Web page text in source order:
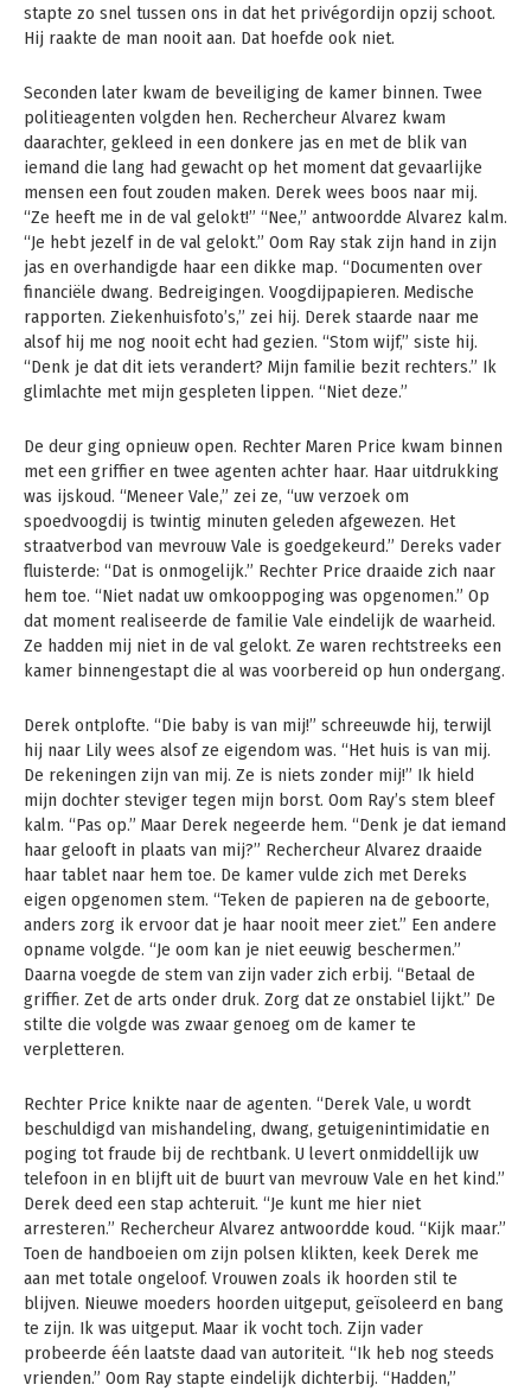
stapte zo snel tussen ons in dat het privégordijn opzij schoot.
Hij raakte de man nooit aan. Dat hoefde ook niet.
Seconden later kwam de beveiliging de kamer binnen. Twee
politieagenten volgden hen. Rechercheur Alvarez kwam
daarachter, gekleed in een donkere jas en met de blik van
iemand die lang had gewacht op het moment dat gevaarlijke
mensen een fout zouden maken. Derek wees boos naar mij.
“Ze heeft me in de val gelokt!” “Nee,” antwoordde Alvarez kalm.
“Je hebt jezelf in de val gelokt.” Oom Ray stak zijn hand in zijn
jas en overhandigde haar een dikke map. “Documenten over
financiële dwang. Bedreigingen. Voogdijpapieren. Medische
rapporten. Ziekenhuisfoto’s,” zei hij. Derek staarde naar me
alsof hij me nog nooit echt had gezien. “Stom wijf,” siste hij.
“Denk je dat dit iets verandert? Mijn familie bezit rechters.” Ik
glimlachte met mijn gespleten lippen. “Niet deze.”
De deur ging opnieuw open. Rechter Maren Price kwam binnen
met een griffier en twee agenten achter haar. Haar uitdrukking
was ijskoud. “Meneer Vale,” zei ze, “uw verzoek om
spoedvoogdij is twintig minuten geleden afgewezen. Het
straatverbod van mevrouw Vale is goedgekeurd.” Dereks vader
fluisterde: “Dat is onmogelijk.” Rechter Price draaide zich naar
hem toe. “Niet nadat uw omkooppoging was opgenomen.” Op
dat moment realiseerde de familie Vale eindelijk de waarheid.
Ze hadden mij niet in de val gelokt. Ze waren rechtstreeks een
kamer binnengestapt die al was voorbereid op hun ondergang.
Derek ontplofte. “Die baby is van mij!” schreeuwde hij, terwijl
hij naar Lily wees alsof ze eigendom was. “Het huis is van mij.
De rekeningen zijn van mij. Ze is niets zonder mij!” Ik hield
mijn dochter steviger tegen mijn borst. Oom Ray’s stem bleef
kalm. “Pas op.” Maar Derek negeerde hem. “Denk je dat iemand
haar gelooft in plaats van mij?” Rechercheur Alvarez draaide
haar tablet naar hem toe. De kamer vulde zich met Dereks
eigen opgenomen stem. “Teken de papieren na de geboorte,
anders zorg ik ervoor dat je haar nooit meer ziet.” Een andere
opname volgde. “Je oom kan je niet eeuwig beschermen.”
Daarna voegde de stem van zijn vader zich erbij. “Betaal de
griffier. Zet de arts onder druk. Zorg dat ze onstabiel lijkt.” De
stilte die volgde was zwaar genoeg om de kamer te
verpletteren.
Rechter Price knikte naar de agenten. “Derek Vale, u wordt
beschuldigd van mishandeling, dwang, getuigenintimidatie en
poging tot fraude bij de rechtbank. U levert onmiddellijk uw
telefoon in en blijft uit de buurt van mevrouw Vale en het kind.”
Derek deed een stap achteruit. “Je kunt me hier niet
arresteren.” Rechercheur Alvarez antwoordde koud. “Kijk maar.”
Toen de handboeien om zijn polsen klikten, keek Derek me
aan met totale ongeloof. Vrouwen zoals ik hoorden stil te
blijven. Nieuwe moeders hoorden uitgeput, geïsoleerd en bang
te zijn. Ik was uitgeput. Maar ik vocht toch. Zijn vader
probeerde één laatste daad van autoriteit. “Ik heb nog steeds
vrienden.” Oom Ray stapte eindelijk dichterbij. “Hadden,”